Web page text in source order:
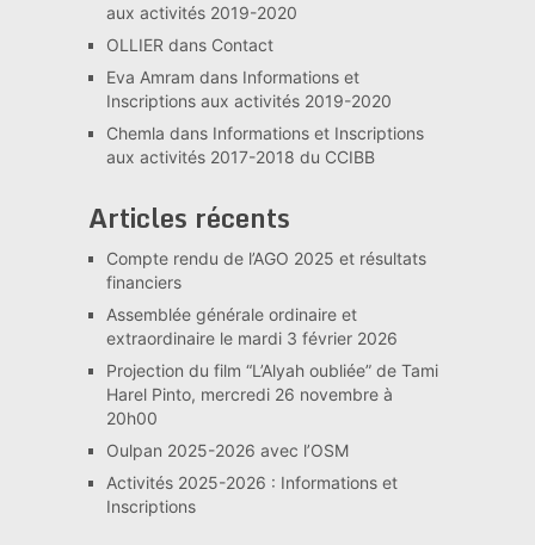
aux activités 2019-2020
OLLIER dans Contact
Eva Amram dans Informations et
Inscriptions aux activités 2019-2020
Chemla dans Informations et Inscriptions
aux activités 2017-2018 du CCIBB
Articles récents
Compte rendu de l’AGO 2025 et résultats
financiers
Assemblée générale ordinaire et
extraordinaire le mardi 3 février 2026
Projection du film “L’Alyah oubliée” de Tami
Harel Pinto, mercredi 26 novembre à
20h00
Oulpan 2025-2026 avec l’OSM
Activités 2025-2026 : Informations et
Inscriptions